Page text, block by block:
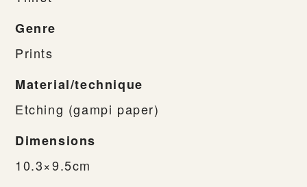
Genre
Prints
Material/technique
Etching (gampi paper)
Dimensions
10.3×9.5cm